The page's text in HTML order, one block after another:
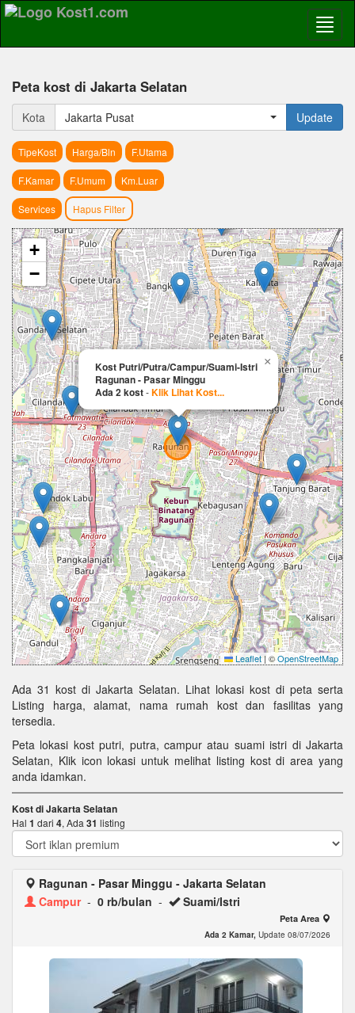
Peta kost di Jakarta Selatan
Kota Jakarta Pusat Update
TipeKost Harga/Bln F.Utama
F.Kamar F.Umum Km.Luar
Services Hapus Filter
Kost Putri/Putra/Campur/Suami-Istri
Ragunan - Pasar Minggu
Ada 2 kost-Klik Lihat Kost...
×
+
−
Leaflet|©OpenStreetMap
Ada 31 kost di Jakarta Selatan. Lihat lokasi kost di peta serta
Listing harga, alamat, nama rumah kost dan fasilitas yang
tersedia.
Peta lokasi kost putri, putra, campur atau suami istri di Jakarta
Selatan, Klik icon lokasi untuk melihat listing kost di area yang
anda idamkan.
Kost di Jakarta Selatan
Hal 1 dari 4, Ada 31 listing
Ragunan - Pasar Minggu - Jakarta Selatan
Campur- 0 rb/bulan - Suami/Istri
Peta Area
Ada 2 Kamar, Update 08/07/2026